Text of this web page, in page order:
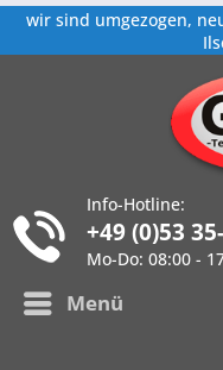
wir sind umgezogen,
Info-Hotline:
+49 (0)53
Mo-Do: 08:00 -
Menü